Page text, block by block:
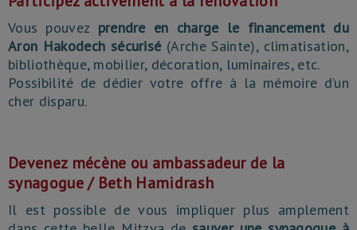
Vous pouvez prendre en charge le financement du
Aron Hakodech sécurisé(Arche Sainte), climatisation,
bibliothèque, mobilier, décoration, luminaires, etc.
Possibilité de dédier votre offre à la mémoire d’un
cher disparu.
Devenez mécène ou ambassadeur de la
synagogue / Beth Hamidrash
Il est possible de vous impliquer plus amplement